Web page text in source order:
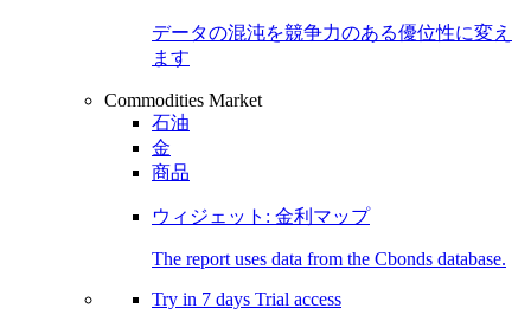
データの混沌を競争力のある優位性に変え
ます
Commodities Market
石油
金
商品
ウィジェット: 金利マップ
The report uses data from the Cbonds database.
Try in 7 days Trial access